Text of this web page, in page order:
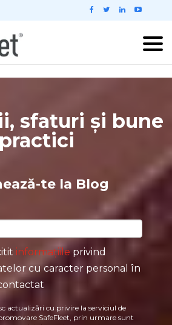
sfaturi și bune
practici
te la Blog
informațiile privind
cu caracter personal în
actualizări cu privire la serviciul de
SafeFleet, prin urmare sunt